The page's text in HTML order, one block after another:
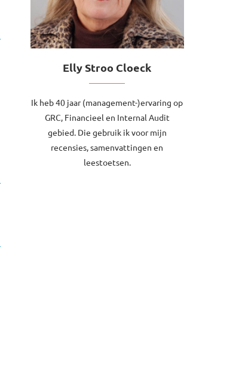
Elly Stroo Cloeck
Ik heb 40 jaar (management-)ervaring op
GRC, Financieel en Internal Audit
gebied. Die gebruik ik voor mijn
recensies, samenvattingen en
leestoetsen.